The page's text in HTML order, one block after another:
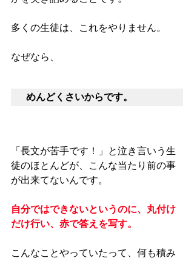
多くの生徒は、これをやりません。
なぜなら、
めんどくさいからです。
「長文が苦手です！」と泣き言いう生
徒のほとんどが、こんな当たり前の事
が出来てないんです。
自分ではできないというのに、丸付け
だけ行い、赤で答えを写す。
こんなことやっていたって、何も積み